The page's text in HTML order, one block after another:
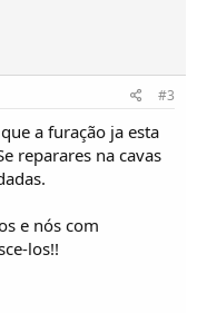
#3
a furação ja esta
reparares na cavas
e nós com
los!!